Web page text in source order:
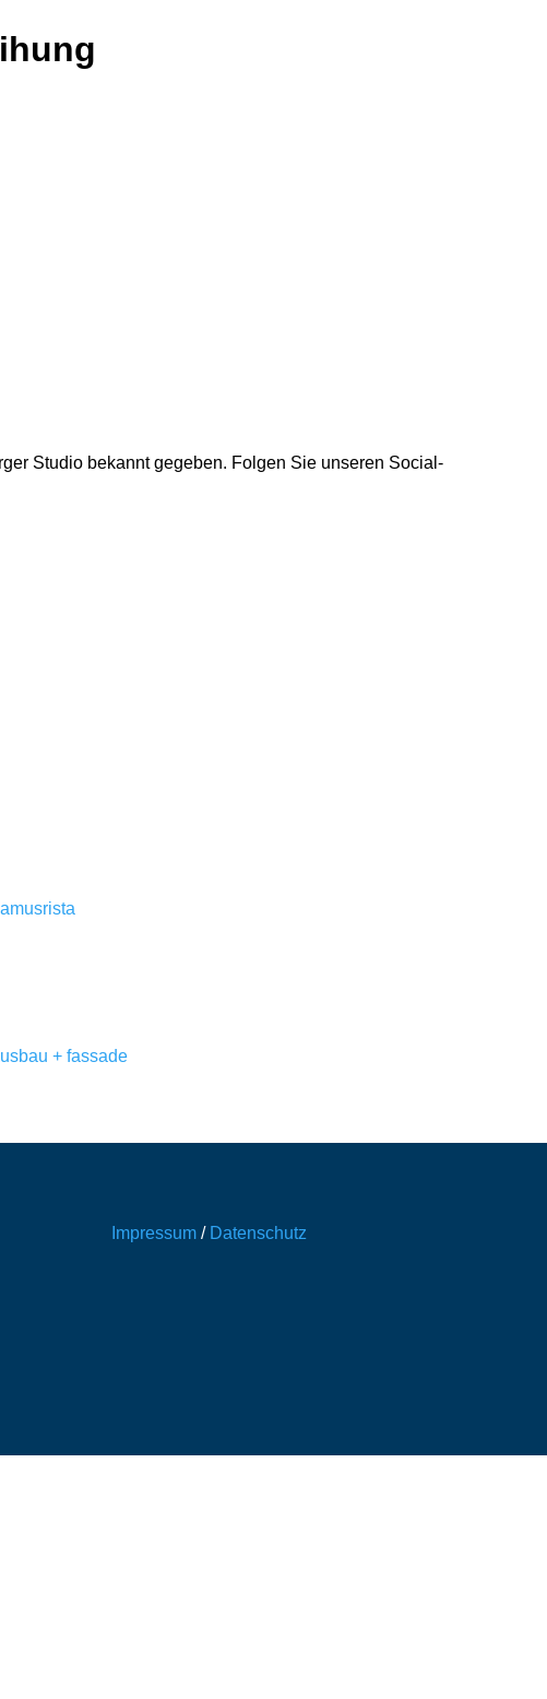
Studio bekannt gegeben. Folgen Sie unseren Social-
Impressum/ Datenschutz